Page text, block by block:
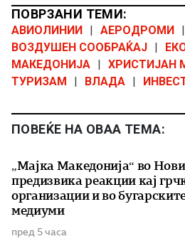
ПОВРЗАНИ ТЕМИ:
АВИОЛИНИИ АЕРОДРОМИ
ВОЗДУШЕН СООБРАЌАЈ
МАКЕДОНИЈА
ХРИСТИЈАН
ТУРИЗАМ
ВЛАДА
ПОВЕЌЕ НА ОВАА ТЕМА:
„Мајка Македонија“ во
предизвика реакции кај
организации и во
медиуми
пред 5 часа